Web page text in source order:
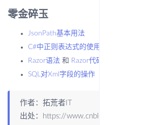
零金碎玉
JsonPath基本用法
C#中正则表达式的使用
Razor语法 和 Razor代码复用
SQL对Xml字段的操作
作者：拓荒者IT
出处：
https://www.cnblogs.com/